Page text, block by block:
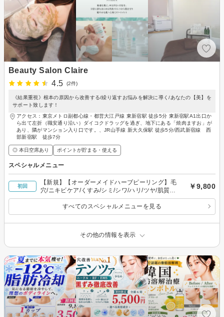
Beauty Salon Claire
4.5
(2件)
《結果重視》根本の原因から改善する/繰り返すお悩みを解決に導く/あなたの【美】を
サポート致します！
アクセス：東京メトロ副都心線・都営大江戸線 東新宿駅 徒歩5分 東新宿駅A1出口か
ら出て左折（職安通り沿い）ダイコクドラッグを過ぎ、地下にある「焼肉ますお」が
あり、隣がマンション入り口です。、JR山手線 新大久保駅 徒歩5分/西武新宿線 西
部新宿駅 徒歩7分
◎ 本日空席あり ポイントが貯まる・使える
スペシャルメニュー
初回
【新規】【オーダーメイドハーブピーリング】毛
穴/ニキビケア/くすみ/シミ/シワ/ハリ/ツヤ/肌質改
善
￥9,800
すべてのスペシャルメニューを見る
その他の情報を表示